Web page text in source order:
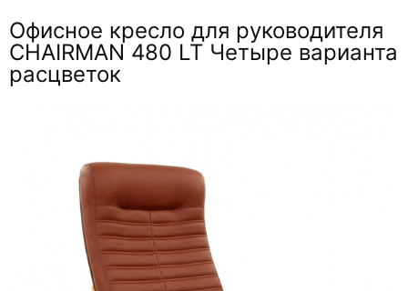
Офисное кресло для руководителя
CHAIRMAN 480 LT Четыре варианта
расцветок